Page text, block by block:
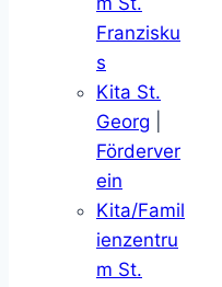
Franzisku
s
Kita St.
Georg
Förderver
ein
Kita/Famil
ienzentru
m St.